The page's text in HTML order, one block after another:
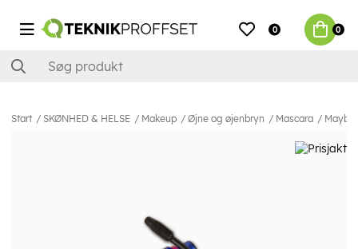
0 0
Start SKØNHED & HELSE Makeup Øjne og øjenbryn Mascara